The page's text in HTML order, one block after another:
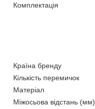
Комплектація
Країна бренду
Кількість перемичок
Матеріал
Міжосьова відстань (мм)